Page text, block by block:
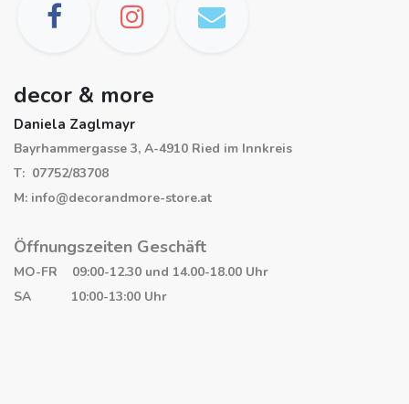
decor & more
Daniela Zaglmayr
Bayrhammergasse 3, A-4910 Ried im Innkreis
T: 07752/83708
M: info@decorandmore-store.at
Öffnungszeiten Geschäft
MO-FR 09:00-12.30 und 14.00-18.00 Uhr
SA 10:00-13:00 Uhr